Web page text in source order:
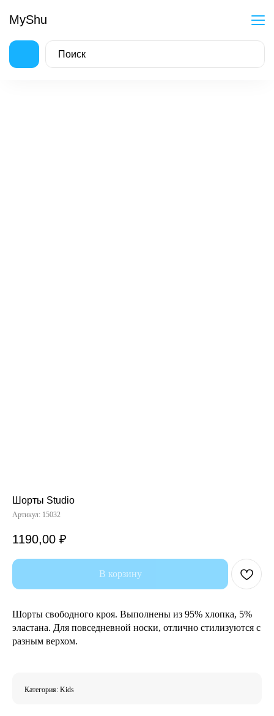
MyShu
Шорты Studio
Артикул: 15032
1190,00 ₽
В корзину
Шорты свободного кроя. Выполнены из 95% хлопка, 5%
эластана. Для повседневной носки, отлично стилизуются с
разным верхом.
Категория: Kids